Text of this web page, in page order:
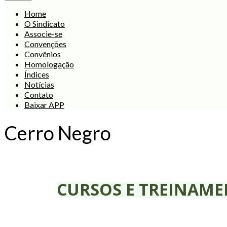
Home
O Sindicato
Associe-se
Convenções
Convênios
Homologação
Índices
Notícias
Contato
Baixar APP
Cerro Negro
CURSOS E